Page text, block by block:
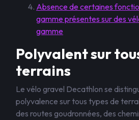
Absence de certaines
gamme présentes sur des
gamme
Polyvalent sur
terrains
Le vélo gravel Decathlon se
polyvalence sur tous types de
des routes goudronnées, des